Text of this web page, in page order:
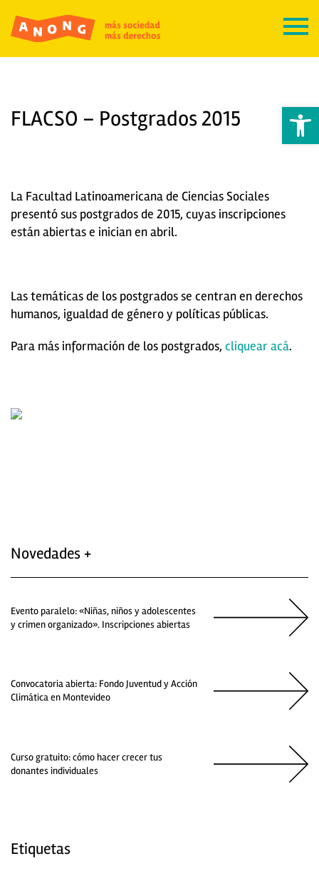
Abrir
FLACSO – Postgrados 2015
La Facultad Latinoamericana de Ciencias Sociales
presentó sus postgrados de 2015, cuyas inscripciones
están abiertas e inician en abril.
Las temáticas de los postgrados se centran en derechos
humanos, igualdad de género y políticas públicas.
Para más información de los postgrados, cliquear acá.
Novedades +
Evento paralelo: «Niñas, niños y adolescentes
y crimen organizado». Inscripciones abiertas
Convocatoria abierta: Fondo Juventud y Acción
Climática en Montevideo
Curso gratuito: cómo hacer crecer tus
donantes individuales
Etiquetas